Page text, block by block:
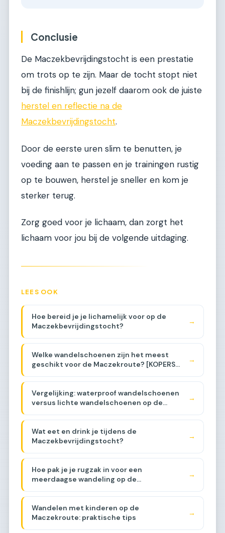
Conclusie
De Maczekbevrijdingstocht is een prestatie
om trots op te zijn. Maar de tocht stopt niet
bij de finishlijn; gun jezelf daarom ook de juiste
herstel en reflectie na de
Maczekbevrijdingstocht.
Door de eerste uren slim te benutten, je
voeding aan te passen en je trainingen rustig
op te bouwen, herstel je sneller en kom je
sterker terug.
Zorg goed voor je lichaam, dan zorgt het
lichaam voor jou bij de volgende uitdaging.
LEES OOK
Hoe bereid je je lichamelijk voor op de
Maczekbevrijdingstocht?
→
Welke wandelschoenen zijn het meest
geschikt voor de Maczekroute? [KOPERS
→
Vergelijking: waterproof wandelschoenen
versus lichte wandelschoenen op de
→
Wat eet en drink je tijdens de
Maczekbevrijdingstocht?
→
Hoe pak je je rugzak in voor een
meerdaagse wandeling op de
→
Wandelen met kinderen op de
Maczekroute: praktische tips
→